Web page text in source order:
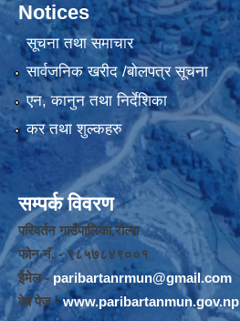
Notices
सूचना तथा समाचार
सार्वजनिक खरीद /बोलपत्र सूचना
एन, कानुन तथा निर्देशिका
कर तथा शुल्कहरु
सम्पर्क विवरण
परिवर्तन गाउँपालिका,रोल्पा
फोन नंं. - ९८५७८४९००१
ईमेल -paribartanrmun@gmail.com
वेब पेज -www.paribartanmun.gov.np